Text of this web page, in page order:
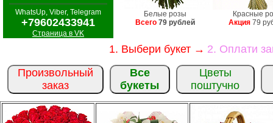
WhatsUp, Viber, Telegram
+79602433941
Страница в VK
Белые розы
Всего 79 рублей
Красные
Акция 79
1. Выбери букет → 2. Оплати
Произвольный
заказ
Все
букеты
Цветы
поштучно